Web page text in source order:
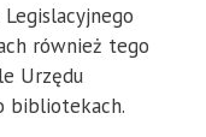
również tego
Urzędu
bibliotekach.